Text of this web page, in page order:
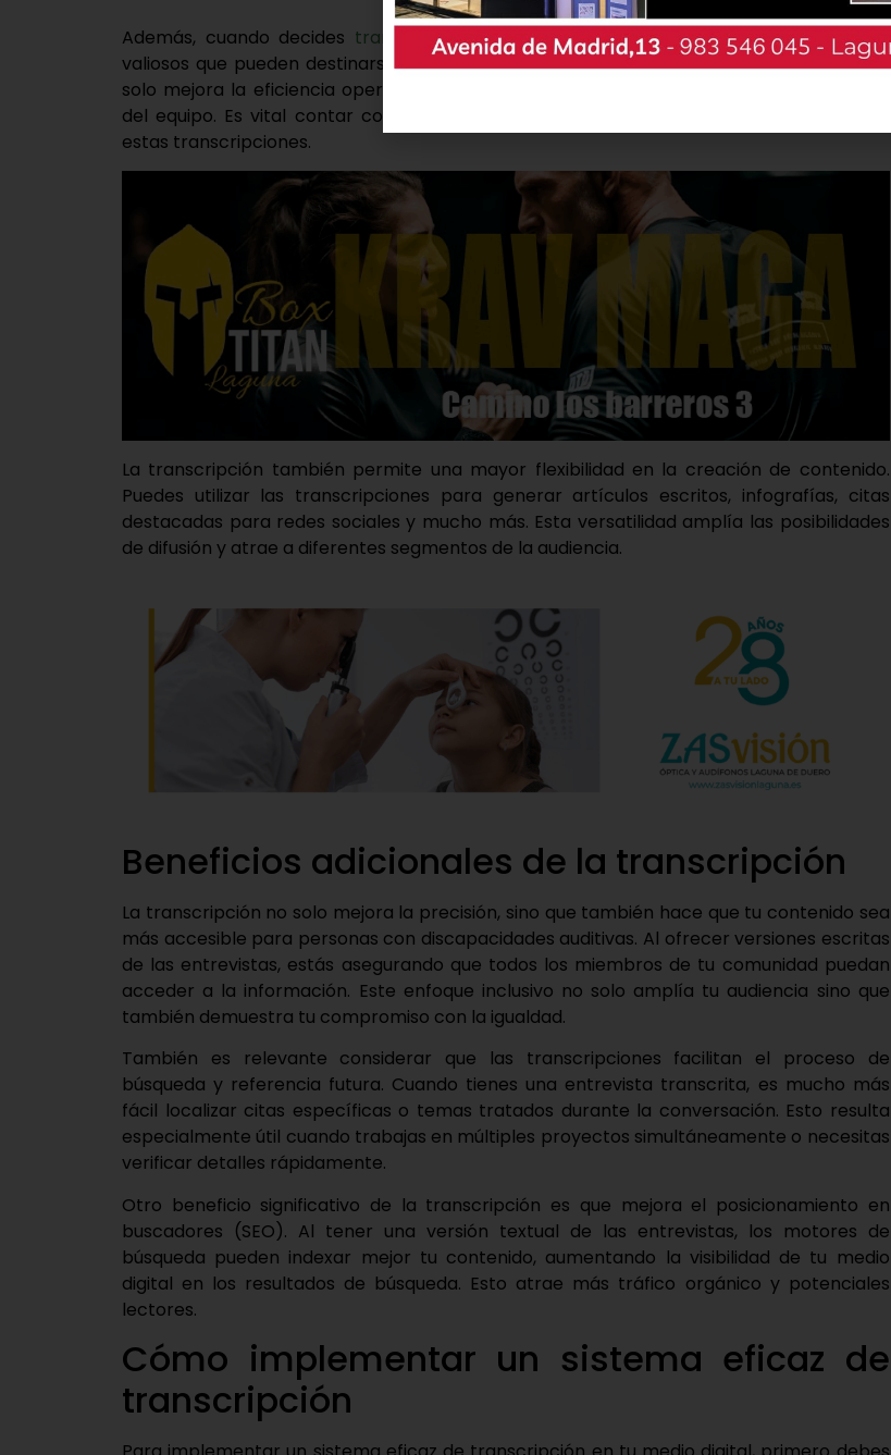
Además, cuando decides transcribir audio a texto online , ahorras tiempo y recursos
valiosos que pueden destinarse a otras tareas importantes en tu medio digital. Esto no
solo mejora la eficiencia operativa sino que también aumenta la productividad general
del equipo. Es vital contar con herramientas precisas y confiables para llevar a cabo
estas transcripciones.
La transcripción también permite una mayor flexibilidad en la creación de contenido.
Puedes utilizar las transcripciones para generar artículos escritos, infografías, citas
destacadas para redes sociales y mucho más. Esta versatilidad amplía las posibilidades
de difusión y atrae a diferentes segmentos de la audiencia.
Beneficios adicionales de la transcripción
La transcripción no solo mejora la precisión, sino que también hace que tu contenido sea
más accesible para personas con discapacidades auditivas. Al ofrecer versiones escritas
de las entrevistas, estás asegurando que todos los miembros de tu comunidad puedan
acceder a la información. Este enfoque inclusivo no solo amplía tu audiencia sino que
también demuestra tu compromiso con la igualdad.
También es relevante considerar que las transcripciones facilitan el proceso de
búsqueda y referencia futura. Cuando tienes una entrevista transcrita, es mucho más
fácil localizar citas específicas o temas tratados durante la conversación. Esto resulta
especialmente útil cuando trabajas en múltiples proyectos simultáneamente o necesitas
verificar detalles rápidamente.
Otro beneficio significativo de la transcripción es que mejora el posicionamiento en
buscadores (SEO). Al tener una versión textual de las entrevistas, los motores de
búsqueda pueden indexar mejor tu contenido, aumentando la visibilidad de tu medio
digital en los resultados de búsqueda. Esto atrae más tráfico orgánico y potenciales
lectores.
Cómo implementar un sistema eficaz de
transcripción